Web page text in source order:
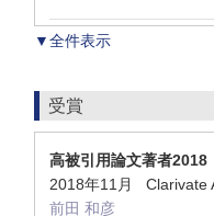
▼全件表示
受賞
高被引用論文著者2018
2018年11月 Clarivate
前田 和彦